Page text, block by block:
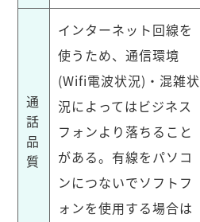
通
話
品
質
インターネット回線を
使うため、通信環境
(Wifi電波状況)・混雑状
況によってはビジネス
フォンより落ちること
がある。有線をパソコ
ンにつないでソフトフ
ォンを使用する場合は